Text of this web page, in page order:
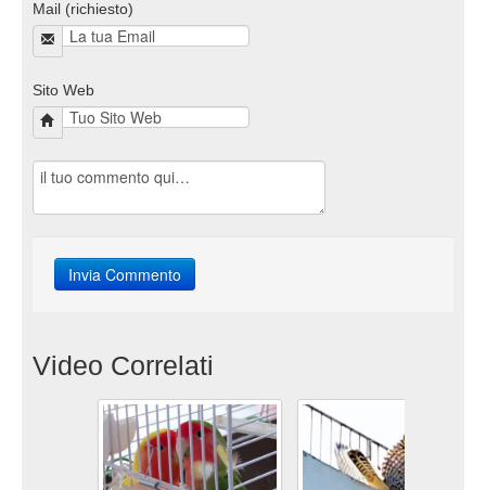
Mail (richiesto)
Sito Web
Video Correlati